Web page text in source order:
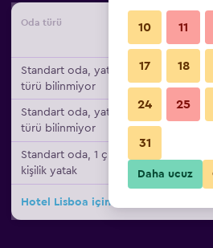
Oda türü Tedarikçi
Standart oda, yatak
türü bilinmiyor
Standart oda, yatak
türü bilinmiyor
Standart oda, 1 çift
kişilik yatak
Hotel Lisboa için diğer 6fırsat
10 11
17 18
24 25
31
Daha ucuz